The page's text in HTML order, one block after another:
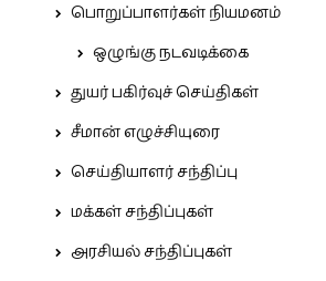
பொறுப்பாளர்கள் நியமனம்
ஒழுங்கு நடவடிக்கை
துயர் பகிர்வுச் செய்திகள்
சீமான் எழுச்சியுரை
செய்தியாளர் சந்திப்பு
மக்கள் சந்திப்புகள்
அரசியல் சந்திப்புகள்